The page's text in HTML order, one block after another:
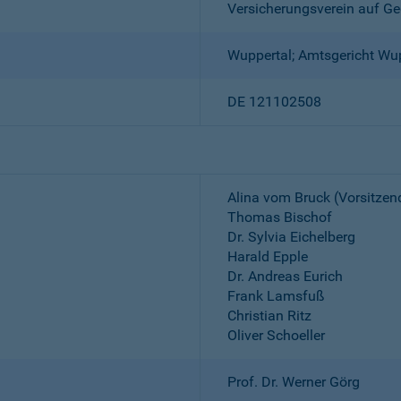
Versicherungsverein auf
Wuppertal; Amtsgericht
DE 121102508
Alina vom Bruck
Thomas Bischof
Dr. Sylvia Eichelberg
Harald Epple
Dr. Andreas Eurich
Frank Lamsfuß
Christian Ritz
Oliver Schoeller
Prof. Dr. Werner Görg